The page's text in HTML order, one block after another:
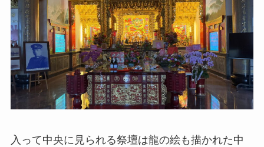
入って中央に見られる祭壇は龍の絵も描かれた中